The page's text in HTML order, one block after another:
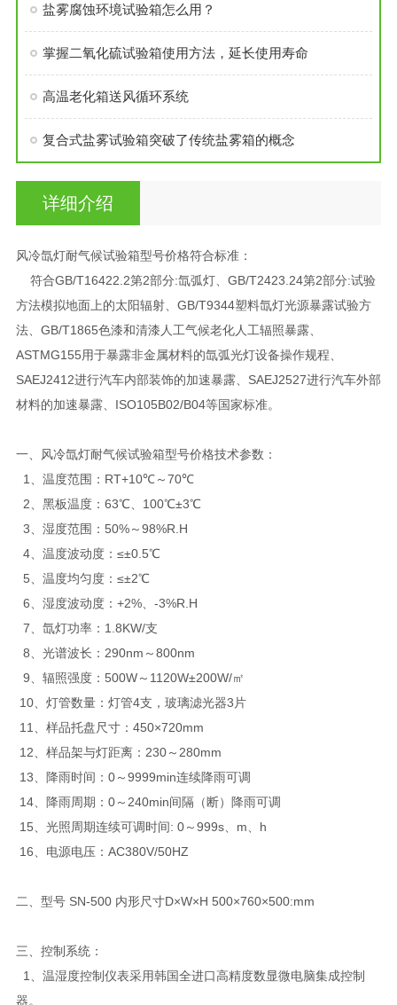
盐雾腐蚀环境试验箱怎么用？
掌握二氧化硫试验箱使用方法，延长使用寿命
高温老化箱送风循环系统
复合式盐雾试验箱突破了传统盐雾箱的概念
详细介绍
风冷氙灯耐气候试验箱型号价格符合标准：
符合GB/T16422.2第2部分:氙弧灯、GB/T2423.24第2部分:试验
方法模拟地面上的太阳辐射、GB/T9344塑料氙灯光源暴露试验方
法、GB/T1865色漆和清漆人工气候老化人工辐照暴露、
ASTMG155用于暴露非金属材料的氙弧光灯设备操作规程、
SAEJ2412进行汽车内部装饰的加速暴露、SAEJ2527进行汽车外部
材料的加速暴露、ISO105B02/B04等国家标准。
一、风冷氙灯耐气候试验箱型号价格技术参数：
1、温度范围：RT+10℃～70℃
2、黑板温度：63℃、100℃±3℃
3、湿度范围：50%～98%R.H
4、温度波动度：≤±0.5℃
5、温度均匀度：≤±2℃
6、湿度波动度：+2%、-3%R.H
7、氙灯功率：1.8KW/支
8、光谱波长：290nm～800nm
9、辐照强度：500W～1120W±200W/㎡
10、灯管数量：灯管4支，玻璃滤光器3片
11、样品托盘尺寸：450×720mm
12、样品架与灯距离：230～280mm
13、降雨时间：0～9999min连续降雨可调
14、降雨周期：0～240min间隔（断）降雨可调
15、光照周期连续可调时间: 0～999s、m、h
16、电源电压：AC380V/50HZ
二、型号 SN-500 内形尺寸D×W×H 500×760×500:mm
三、控制系统：
1、温湿度控制仪表采用韩国全进口高精度数显微电脑集成控制
器。